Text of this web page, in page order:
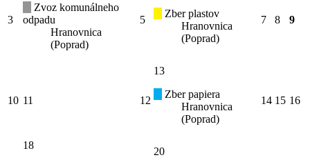
3
Zvoz komunálneho
odpadu
Hranovnica
(Poprad)
5
Zber plastov
Hranovnica
(Poprad)
7 8 9
10 11 12
13
Zber papiera
Hranovnica
(Poprad)
14 15 16
18
20